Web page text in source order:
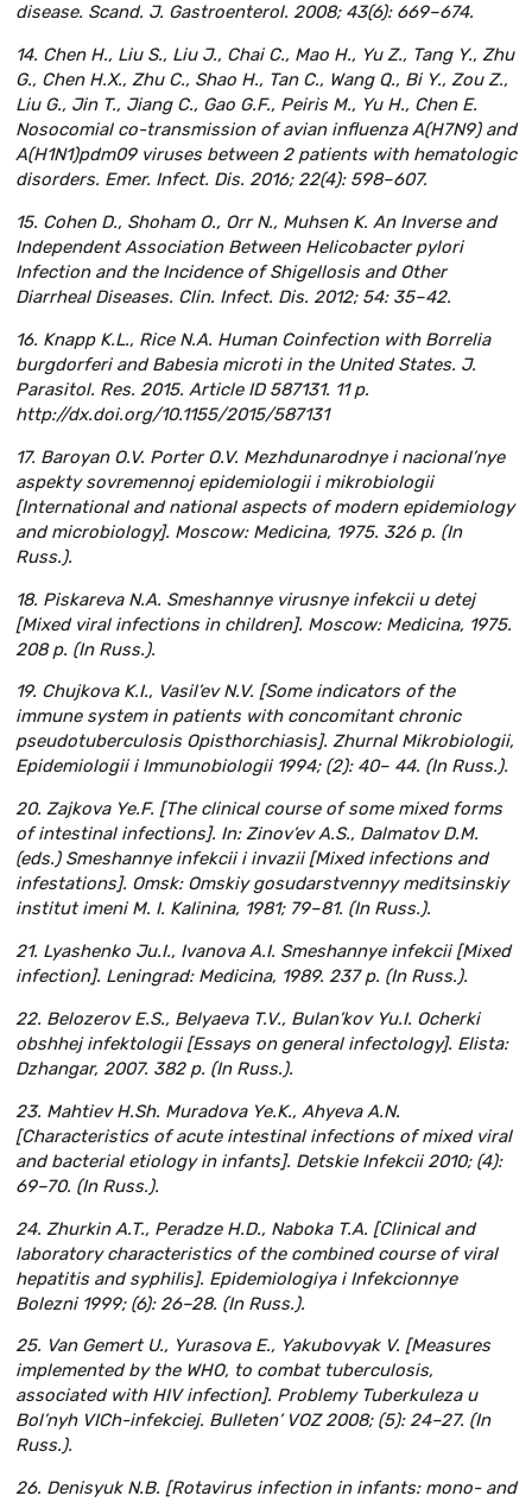
disease. Scand. J. Gastroenterol. 2008; 43(6): 669–674.
14. Chen H., Liu S., Liu J., Chai C., Mao H., Yu Z., Tang Y., Zhu
G., Chen H.X., Zhu C., Shao H., Tan C., Wang Q., Bi Y., Zou Z.,
Liu G., Jin T., Jiang C., Gao G.F., Peiris M., Yu H., Chen E.
Nosocomial co-transmission of avian influenza A(H7N9) and
A(H1N1)pdm09 viruses between 2 patients with hematologic
disorders. Emer. Infect. Dis. 2016; 22(4): 598–607.
15. Cohen D., Shoham O., Orr N., Muhsen K. An Inverse and
Independent Association Between Helicobacter pylori
Infection and the Incidence of Shigellosis and Other
Diarrheal Diseases. Clin. Infect. Dis. 2012; 54: 35–42.
16. Knapp K.L., Rice N.A. Human Coinfection with Borrelia
burgdorferi and Babesia microti in the United States. J.
Parasitol. Res. 2015. Article ID 587131. 11 p.
http://dx.doi.org/10.1155/2015/587131
17. Baroyan O.V. Porter O.V. Mezhdunarodnye i nacional’nye
aspekty sovremennoj epidemiologii i mikrobiologii
[International and national aspects of modern epidemiology
and microbiology]. Moscow: Medicina, 1975. 326 p. (In
Russ.).
18. Piskareva N.A. Smeshannye virusnye infekcii u detej
[Mixed viral infections in children]. Moscow: Medicina, 1975.
208 p. (In Russ.).
19. Chujkova K.I., Vasil’ev N.V. [Some indicators of the
immune system in patients with concomitant chronic
pseudotuberculosis Opisthorchiasis]. Zhurnal Mikrobiologii,
Epidemiologii i Immunobiologii 1994; (2): 40– 44. (In Russ.).
20. Zajkova Ye.F. [The clinical course of some mixed forms
of intestinal infections]. In: Zinov’ev A.S., Dalmatov D.M.
(eds.) Smeshannye infekcii i invazii [Mixed infections and
infestations]. Omsk: Omskiy gosudarstvennyy meditsinskiy
institut imeni M. I. Kalinina, 1981; 79–81. (In Russ.).
21. Lyashenko Ju.I., Ivanova A.I. Smeshannye infekcii [Mixed
infection]. Leningrad: Medicina, 1989. 237 p. (In Russ.).
22. Belozerov E.S., Belyaeva T.V., Bulan’kov Yu.I. Ocherki
obshhej infektologii [Essays on general infectology]. Elista:
Dzhangar, 2007. 382 p. (In Russ.).
23. Mahtiev H.Sh. Muradova Ye.K., Ahyeva A.N.
[Characteristics of acute intestinal infections of mixed viral
and bacterial etiology in infants]. Detskie Infekcii 2010; (4):
69–70. (In Russ.).
24. Zhurkin A.T., Peradze H.D., Naboka T.A. [Clinical and
laboratory characteristics of the combined course of viral
hepatitis and syphilis]. Epidemiologiya i Infekcionnye
Bolezni 1999; (6): 26–28. (In Russ.).
25. Van Gemert U., Yurasova E., Yakubovyak V. [Measures
implemented by the WHO, to combat tuberculosis,
associated with HIV infection]. Problemy Tuberkuleza u
Bol’nyh VICh-infekciej. Bulleten’ VOZ 2008; (5): 24–27. (In
Russ.).
26. Denisyuk N.B. [Rotavirus infection in infants: mono- and